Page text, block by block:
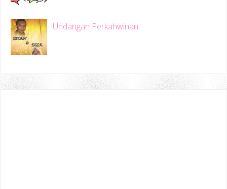
Undangan Perkahwinan